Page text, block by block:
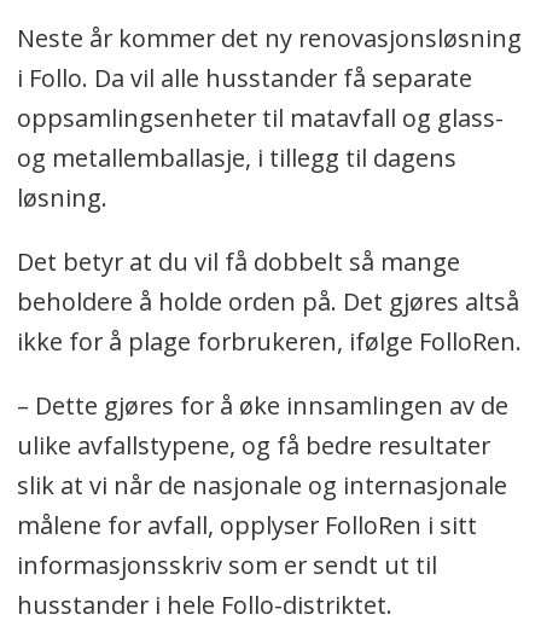
Neste år kommer det ny renovasjonsløsning
i Follo. Da vil alle husstander få separate
oppsamlingsenheter til matavfall og glass-
og metallemballasje, i tillegg til dagens
løsning.
Det betyr at du vil få dobbelt så mange
beholdere å holde orden på. Det gjøres altså
ikke for å plage forbrukeren, ifølge FolloRen.
– Dette gjøres for å øke innsamlingen av de
ulike avfallstypene, og få bedre resultater
slik at vi når de nasjonale og internasjonale
målene for avfall, opplyser FolloRen i sitt
informasjonsskriv som er sendt ut til
husstander i hele Follo-distriktet.